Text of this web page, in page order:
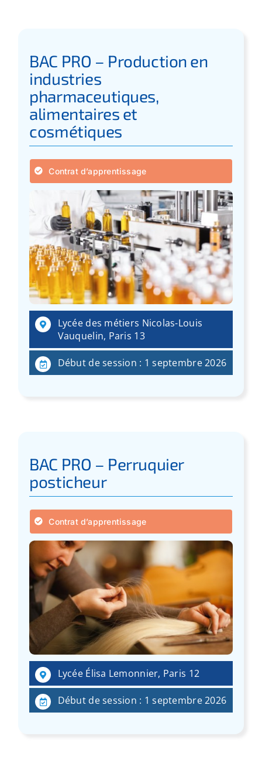
BAC PRO – Production en
industries
pharmaceutiques,
alimentaires et
cosmétiques
Contrat d’apprentissage
Lycée des métiers Nicolas-Louis
Vauquelin, Paris 13
Début de session : 1 septembre 2026
BAC PRO – Perruquier
posticheur
Contrat d’apprentissage
Lycée Élisa Lemonnier, Paris 12
Début de session : 1 septembre 2026